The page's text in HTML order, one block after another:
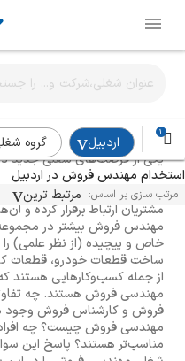
1
اردبیل گروه
استخدام مهندس فروش در اردبیل
مرتب سازی بر اساس: مرتبط ترین
راهنمای استخدام
یکی از فرصت‌های شغلی جدید
فروش» است. بسیاری از
دارند تا بتوانند از راه منطق و
مشتریان ارتباط برقرار کرده و
مهندس فروش بیشتر در
خاص و پیچیده (از نظر علمی)
ساخت قطعات خودرو، قطعات
از جمله کسب‌وکارهایی هستند
مهندسی فروش هستند. چه
فروش و کارشناس فروش وجود
مهندسی فروش چیست؟ چه
مناسب‌تر هستند؟ پاسخ این